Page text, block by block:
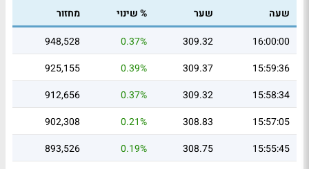
שעה שער % שינוי
מחזור
16:00:00
309.32
0.37%
948,528
15:59:36
309.37
0.39%
925,155
15:58:34
309.32
0.37%
912,656
15:57:05
308.83
0.21%
902,308
15:55:45
308.75
0.19%
893,526